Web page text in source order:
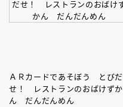
ＡＲカードであそぼう とびだ
せ！ レストランのおばけずか
ん だんだんめん